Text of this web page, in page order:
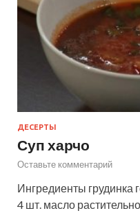
ДЕСЕРТЫ
Суп харчо
Оставьте комментарий
Ингредиенты грудинка
4 шт. масло